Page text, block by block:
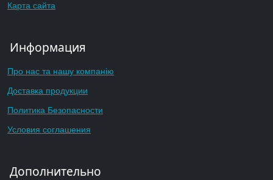
Карта сайта
Информация
Про нас та нашу компанію
Доставка продукции
Политика Безопасности
Условия соглашения
Дополнительно